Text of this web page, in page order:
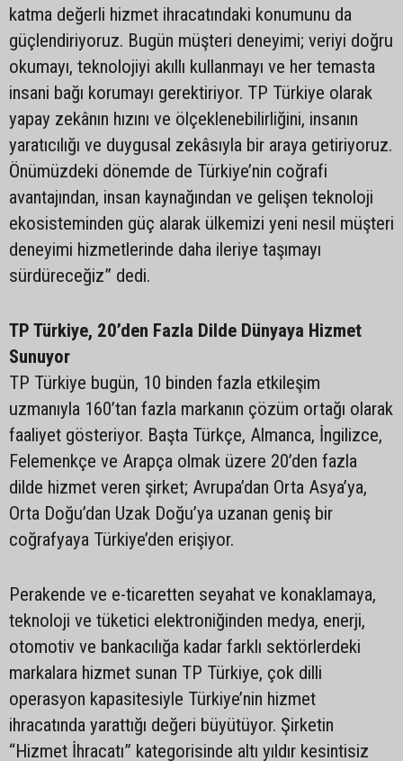
katma değerli hizmet ihracatındaki konumunu da
güçlendiriyoruz. Bugün müşteri deneyimi; veriyi doğru
okumayı, teknolojiyi akıllı kullanmayı ve her temasta
insani bağı korumayı gerektiriyor. TP Türkiye olarak
yapay zekânın hızını ve ölçeklenebilirliğini, insanın
yaratıcılığı ve duygusal zekâsıyla bir araya getiriyoruz.
Önümüzdeki dönemde de Türkiye’nin coğrafi
avantajından, insan kaynağından ve gelişen teknoloji
ekosisteminden güç alarak ülkemizi yeni nesil müşteri
deneyimi hizmetlerinde daha ileriye taşımayı
sürdüreceğiz” dedi.
TP Türkiye, 20’den Fazla Dilde Dünyaya Hizmet
Sunuyor
TP Türkiye bugün, 10 binden fazla etkileşim
uzmanıyla 160’tan fazla markanın çözüm ortağı olarak
faaliyet gösteriyor. Başta Türkçe, Almanca, İngilizce,
Felemenkçe ve Arapça olmak üzere 20’den fazla
dilde hizmet veren şirket; Avrupa’dan Orta Asya’ya,
Orta Doğu’dan Uzak Doğu’ya uzanan geniş bir
coğrafyaya Türkiye’den erişiyor.
Perakende ve e-ticaretten seyahat ve konaklamaya,
teknoloji ve tüketici elektroniğinden medya, enerji,
otomotiv ve bankacılığa kadar farklı sektörlerdeki
markalara hizmet sunan TP Türkiye, çok dilli
operasyon kapasitesiyle Türkiye’nin hizmet
ihracatında yarattığı değeri büyütüyor. Şirketin
“Hizmet İhracatı” kategorisinde altı yıldır kesintisiz